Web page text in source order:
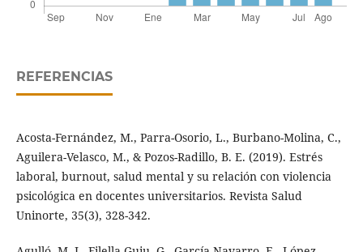
REFERENCIAS
Acosta-Fernández, M., Parra-Osorio, L., Burbano-Molina, C.,
Aguilera-Velasco, M., & Pozos-Radillo, B. E. (2019). Estrés
laboral, burnout, salud mental y su relación con violencia
psicológica en docentes universitarios. Revista Salud
Uninorte, 35(3), 328-342.